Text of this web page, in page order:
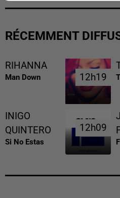
RÉCEMMENT
RIHANNA
Man Down 12h19
12h19
INIGO
QUINTERO
Si No Estas
12h09
12h09